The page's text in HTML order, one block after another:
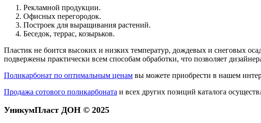
Рекламной продукции.
Офисных перегородок.
Построек для выращивания растений.
Беседок, террас, козырьков.
Пластик не боится высоких и низких температур, дождевых и снеговых
подвержены практически всем способам обработки, что позволяет
Поликарбонат по оптимальным ценам вы можете приобрести в нашем
Продажа сотового поликарбоната и всех других позиций каталога
УникумПласт ДОН © 2025